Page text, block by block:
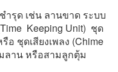
รุด เช่น ลานขาด ระบบ
Keeping Unit) ชุด
อ ชุดเสียงเพลง (Chime
ลาน หรือสามลูกตุ้ม